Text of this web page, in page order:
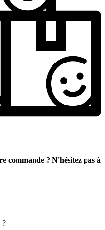
commande ? N'hésitez pas à
?